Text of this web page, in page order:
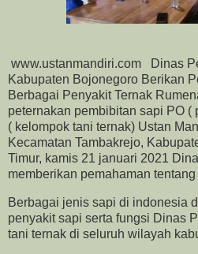
www.ustanmandiri.com Dinas
Kabupaten Bojonegoro Berikan
Berbagai Penyakit Ternak
peternakan pembibitan sapi PO
( kelompok tani ternak) Ustan
Kecamatan Tambakrejo,
Timur, kamis 21 januari 2021
memberikan pemahaman
Berbagai jenis sapi di indonesia
penyakit sapi serta fungsi Dinas
tani ternak di seluruh wilayah